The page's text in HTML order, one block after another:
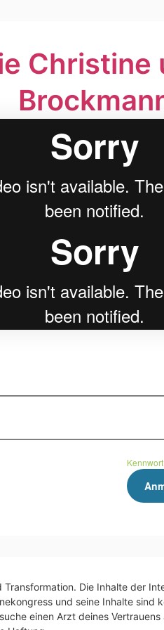
Chris­ti­ne
Die Inhalte der
und seine Inhalte sind
einen Arzt deines Vertrauens